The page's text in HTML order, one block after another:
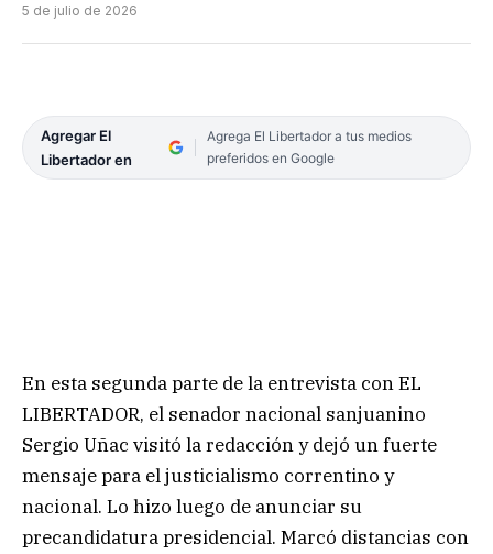
5 de julio de 2026
Agregar El
Libertador en
Agrega El Libertador a tus medios
preferidos en Google
En esta segunda parte de la entrevista con EL
LIBERTADOR, el senador nacional sanjuanino
Sergio Uñac visitó la redacción y dejó un fuerte
mensaje para el justicialismo correntino y
nacional. Lo hizo luego de anunciar su
precandidatura presidencial. Marcó distancias con